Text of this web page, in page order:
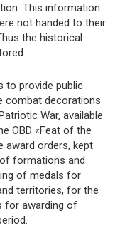
This information
not handed to their
the historical
to provide public
combat decorations
War, available
OBD «Feat of the
award orders, kept
formations and
of medals for
territories, for the
for awarding of